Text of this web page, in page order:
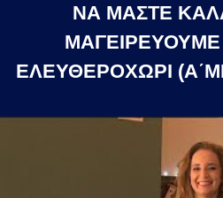
ΝΑ ΜΑΣΤΕ
ΕΛΕΥΘΕΡΟΧΩΡΙ